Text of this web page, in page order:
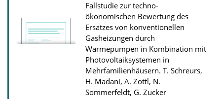
Fallstudie zur techno-
ökonomischen Bewertung des
Ersatzes von konventionellen
Gasheizungen durch
Wärmepumpen in Kombination mit
Photovoltaiksystemen in
Mehrfamilienhäusern. T. Schreurs,
H. Madani, A. Zottl, N.
Sommerfeldt, G. Zucker